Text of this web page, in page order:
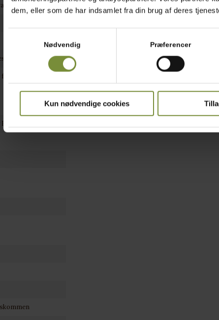
dem, eller som de har indsamlet fra din brug af deres
Nødvendig Præferencer
Kun nødvendige cookies
i tern
Rør alle engredienser
Sammensætning
Snit grøntsagerne og kom
sprød serrano og brød